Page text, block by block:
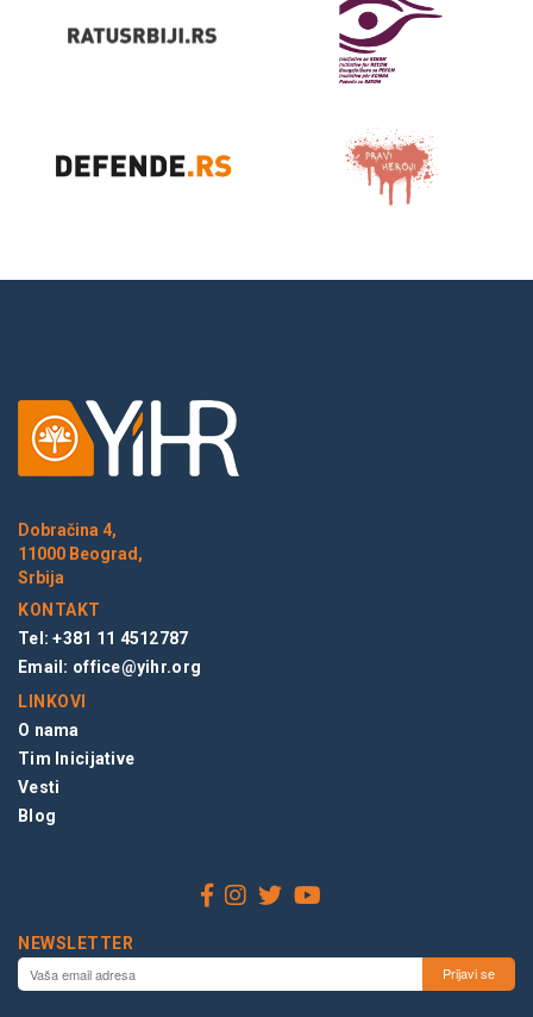
Dobračina 4,
11000 Beograd,
Srbija
KONTAKT
Tel: +381 11 4512787
Email: office@yihr.org
LINKOVI
O nama
Tim Inicijative
Vesti
Blog
NEWSLETTER